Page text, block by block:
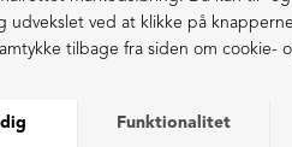
Ekstraordinær kvalitet -
LIGNENDE